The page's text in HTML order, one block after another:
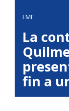
LMF
La
fin a